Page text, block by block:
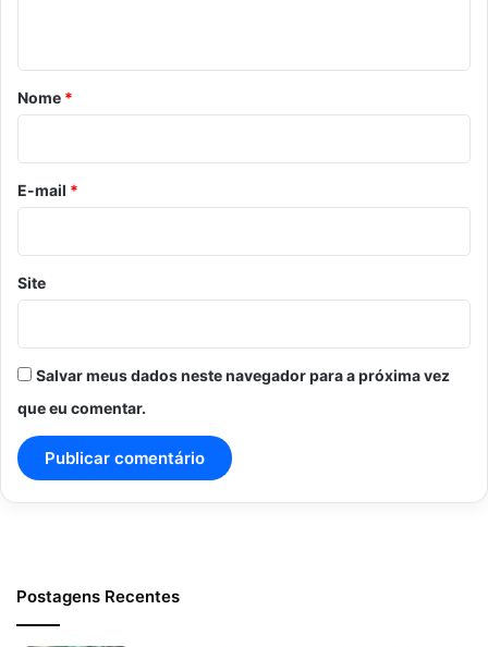
r
o
*
Nome *
E-mail *
Site
Salvar meus dados neste navegador para a próxima vez
que eu comentar.
Postagens Recentes